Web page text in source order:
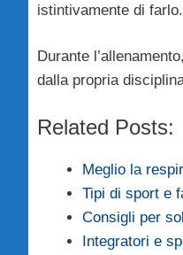
istintivamente di farlo.
Durante
dalla propria
Related Posts:
Meglio la
Tipi di sport e
Consigli per
Integratori e